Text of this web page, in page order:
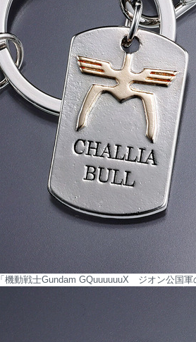
「機動戦士Gundam GQuuuuuuX ジオン公国軍